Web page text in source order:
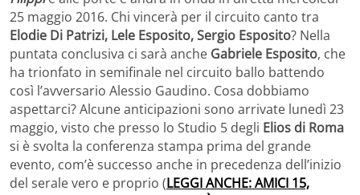
25 maggio 2016. Chi vincerà per il circuito canto tra
Elodie Di Patrizi, Lele Esposito, Sergio Esposito? Nella
puntata conclusiva ci sarà anche Gabriele Esposito, che
ha trionfato in semifinale nel circuito ballo battendo
così l’avversario Alessio Gaudino. Cosa dobbiamo
aspettarci? Alcune anticipazioni sono arrivate lunedì 23
maggio, visto che presso lo Studio 5 degli Elios di Roma
si è svolta la conferenza stampa prima del grande
evento, com’è successo anche in precedenza dell’inizio
del serale vero e proprio (LEGGI ANCHE: AMICI 15,